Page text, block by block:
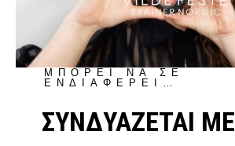
ΜΠΟΡΕΙ ΝΑ ΣΕ
ΕΝΔΙΑΦΕΡΕΙ…
ΣΥΝΔΥΑΖΕΤΑΙ ΜΕ